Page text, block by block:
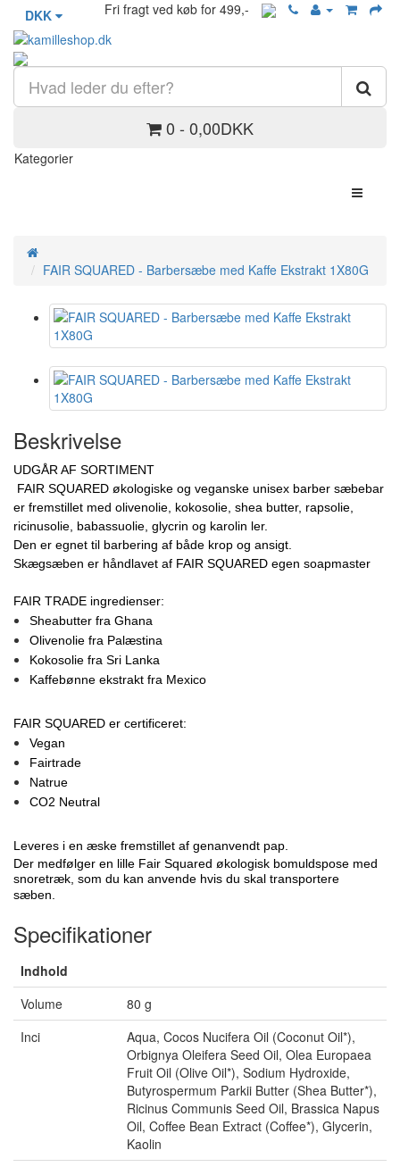
DKK Fri fragt ved køb for 499,-
0 - 0,00DKK
Kategorier
FAIR SQUARED - Barbersæbe med Kaffe Ekstrakt 1X80G
Beskrivelse
UDGÅR AF SORTIMENT
FAIR SQUARED økologiske og veganske unisex barber sæbebar
er fremstillet med olivenolie, kokosolie, shea butter, rapsolie,
ricinusolie, babassuolie, glycrin og karolin ler.
Den er egnet til barbering af både krop og ansigt.
Skægsæben er håndlavet af FAIR SQUARED egen soapmaster
FAIR TRADE ingredienser:
Sheabutter fra Ghana
Olivenolie fra Palæstina
Kokosolie fra Sri Lanka
Kaffebønne ekstrakt fra Mexico
FAIR SQUARED er certificeret:
Vegan
Fairtrade
Natrue
CO2 Neutral
Leveres i en æske fremstillet af genanvendt pap.
Der medfølger en lille Fair Squared økologisk bomuldspose med
snoretræk, som du kan anvende hvis du skal transportere
sæben.
Specifikationer
Indhold
Volume
80 g
Inci
Aqua, Cocos Nucifera Oil (Coconut Oil*),
Orbignya Oleifera Seed Oil, Olea Europaea
Fruit Oil (Olive Oil*), Sodium Hydroxide,
Butyrospermum Parkii Butter (Shea Butter*),
Ricinus Communis Seed Oil, Brassica Napus
Oil, Coffee Bean Extract (Coffee*), Glycerin,
Kaolin